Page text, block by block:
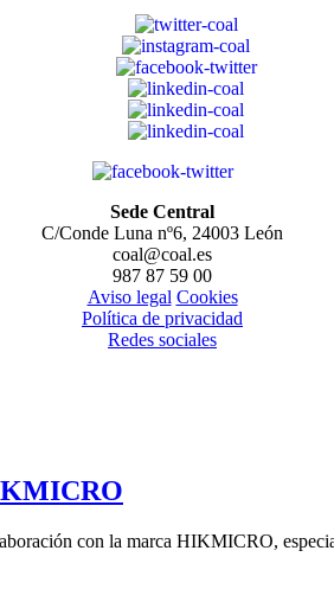
Sede Central
C/Conde Luna nº6, 24003 León
coal@coal.es
987 87 59 00
Aviso legal Cookies
Política de privacidad
Redes sociales
con la marca HIKMICRO,